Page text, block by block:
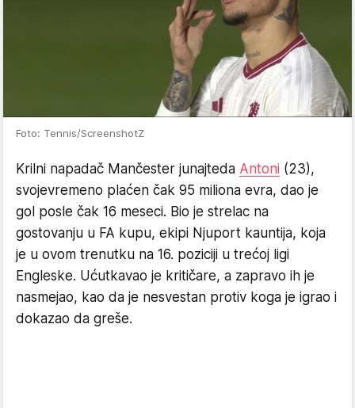
Foto: Tennis/ScreenshotZ
Krilni napadač Mančester junajteda Antoni (23),
svojevremeno plaćen čak 95 miliona evra, dao je
gol posle čak 16 meseci. Bio je strelac na
gostovanju u FA kupu, ekipi Njuport kauntija, koja
je u ovom trenutku na 16. poziciji u trećoj ligi
Engleske. Ućutkavao je kritičare, a zapravo ih je
nasmejao, kao da je nesvestan protiv koga je igrao i
dokazao da greše.